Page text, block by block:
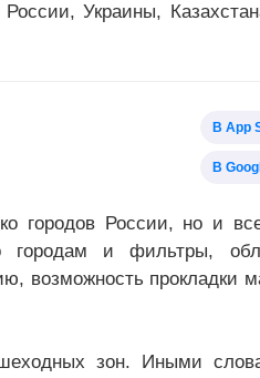
Украины,
В App
В
городов России, но и
и фильтры,
возможность прокладки
зон. Иными